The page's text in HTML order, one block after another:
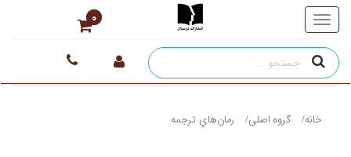
0
خانه گروه اصلی رمان‌هاي ترجمه